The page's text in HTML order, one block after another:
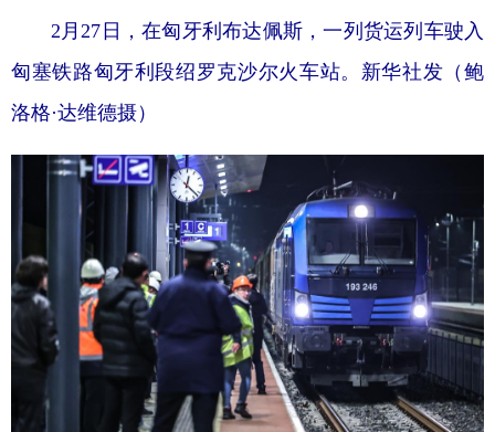
2月27日，在匈牙利布达佩斯，一列货运列车驶入
匈塞铁路匈牙利段绍罗克沙尔火车站。新华社发（鲍
洛格·达维德摄）